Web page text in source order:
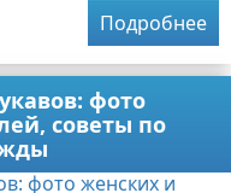
Подробнее
фото
советы по